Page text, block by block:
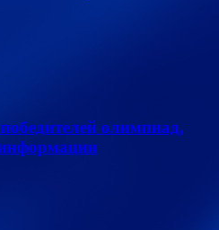
олимпиад,